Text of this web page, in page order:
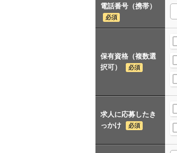
電話番号（携帯）
必須
保有資格（複数選
択可）
必須
求人に応募したき
っかけ
必須